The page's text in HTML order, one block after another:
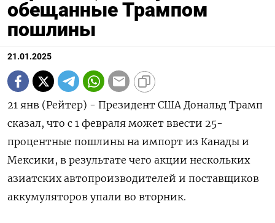
обещанные Трампом
пошлины
21.01.2025
21 янв (Рейтер) - Президент США Дональд Трамп
сказал, что с 1 февраля может ввести 25-
процентные пошлины на импорт из Канады и
Мексики, в результате чего акции нескольких
азиатских автопроизводителей и поставщиков
аккумуляторов упали во вторник.